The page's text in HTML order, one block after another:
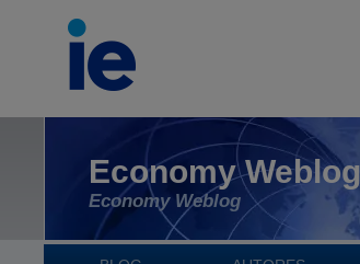
Economy Weblog
Economy Weblog